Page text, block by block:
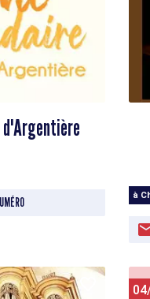
d'Argentière
à